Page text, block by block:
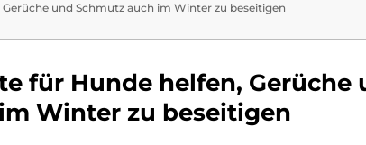
und Schmutz auch im Winter zu beseitigen
für Hunde helfen, Gerüche
Winter zu beseitigen